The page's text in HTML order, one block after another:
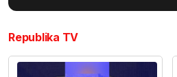
Republika TV